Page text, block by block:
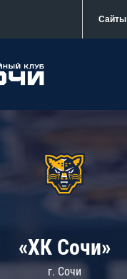
Сайты
«ХК Сочи»
г. Сочи